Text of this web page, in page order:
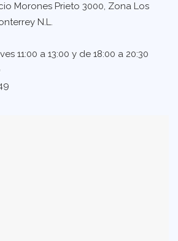
Morones Prieto 3000, Zona Los
N.L.
11:00 a 13:00 y de 18:00 a 20:30